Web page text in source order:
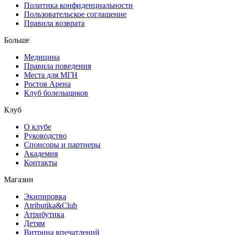
Политика конфиденциальности
Пользовательское соглашение
Правила возврата
Больше
Медицина
Правила поведения
Места для МГН
Ростов Арена
Клуб болельщиков
Клуб
О клубе
Руководство
Спонсоры и партнеры
Академия
Контакты
Магазин
Экипировка
Atributika&Club
Атрибутика
Детям
Витрина впечатлений